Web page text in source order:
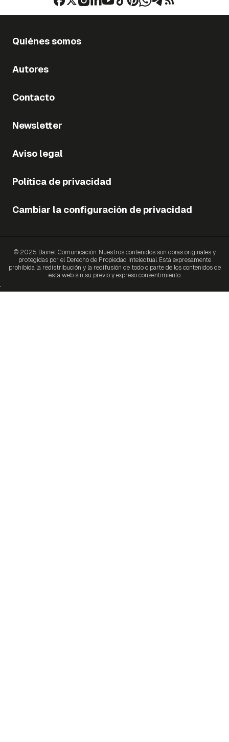
Quiénes somos
Autores
Contacto
Newsletter
Aviso legal
Política de privacidad
Cambiar la configuración de privacidad
© 2025 Bainet Comunicación. Nuestros contenidos son obras originales y
protegidas por el Derecho de Propiedad Intelectual. Está expresamente
prohibida la redistribución y la redifusión de todo o parte de los contenidos de
esta web sin su previo y expreso consentimiento.